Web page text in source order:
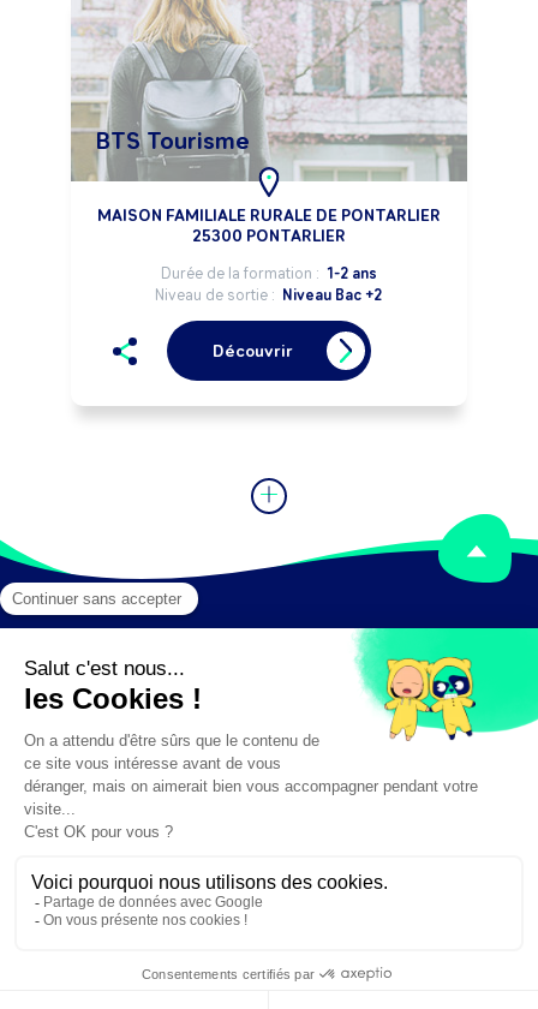
BTS Tourisme
MAISON FAMILIALE RURALE DE PONTARLIER
25300 PONTARLIER
Durée de la formation : 1-2 ans
Niveau de sortie : Niveau Bac +2
Découvrir
Mentions légales